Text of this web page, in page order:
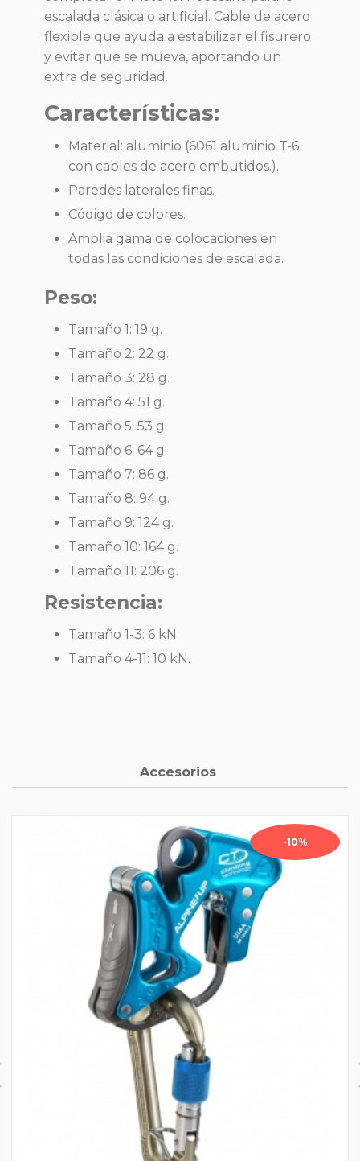
escalada clásica o artificial. Cable de acero
flexible que ayuda a estabilizar el fisurero
y evitar que se mueva, aportando un
extra de seguridad.
Características:
Material: aluminio (6061 aluminio T-6
con cables de acero embutidos.).
Paredes laterales finas.
Código de colores.
Amplia gama de colocaciones en
todas las condiciones de escalada.
Peso:
Tamaño 1: 19 g.
Tamaño 2: 22 g.
Tamaño 3: 28 g.
Tamaño 4: 51 g.
Tamaño 5: 53 g.
Tamaño 6: 64 g.
Tamaño 7: 86 g.
Tamaño 8: 94 g.
Tamaño 9: 124 g.
Tamaño 10: 164 g.
Tamaño 11: 206 g.
Resistencia:
Tamaño 1-3: 6 kN.
Tamaño 4-11: 10 kN.
Accesorios
-10%